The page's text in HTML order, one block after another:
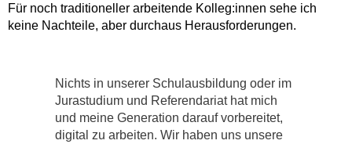
Für noch traditioneller arbeitende Kolleg:innen sehe ich
keine Nachteile, aber durchaus Herausforderungen.
Nichts in unserer Schulausbildung oder im
Jurastudium und Referendariat hat mich
und meine Generation darauf vorbereitet,
digital zu arbeiten. Wir haben uns unsere